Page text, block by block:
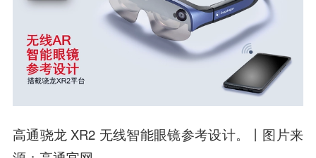
高通骁龙 XR2 无线智能眼镜参考设计。丨图片来